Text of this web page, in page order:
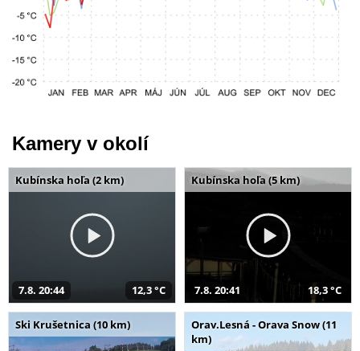
Kamery v okolí
Kubínska hoľa (2 km)
7.8. 20:44 12,3 °C
Kubínska hoľa (5 km)
7.8. 20:41 18,3 °C
Ski Krušetnica (10 km)
Orav.Lesná - Orava Snow (11
km)